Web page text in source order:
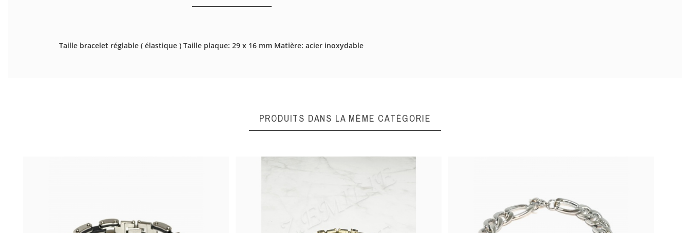
Taille bracelet réglable ( élastique ) Taille plaque: 29 x 16 mm Matière: acier inoxydable
Il n'y a pas d'avis en ce moment. DONNEZ VOTRE AVIS
PRODUITS DANS LA MÊME CATÉGORIE